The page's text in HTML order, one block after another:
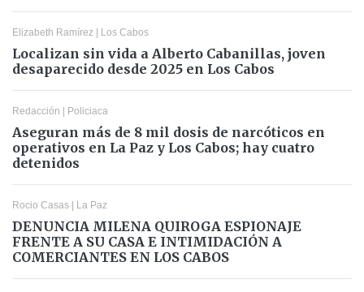
Elizabeth Ramírez | Los Cabos
Localizan sin vida a Alberto Cabanillas, joven
desaparecido desde 2025 en Los Cabos
Redacción | Policiaca
Aseguran más de 8 mil dosis de narcóticos en
operativos en La Paz y Los Cabos; hay cuatro
detenidos
Rocio Casas | La Paz
DENUNCIA MILENA QUIROGA ESPIONAJE
FRENTE A SU CASA E INTIMIDACIÓN A
COMERCIANTES EN LOS CABOS